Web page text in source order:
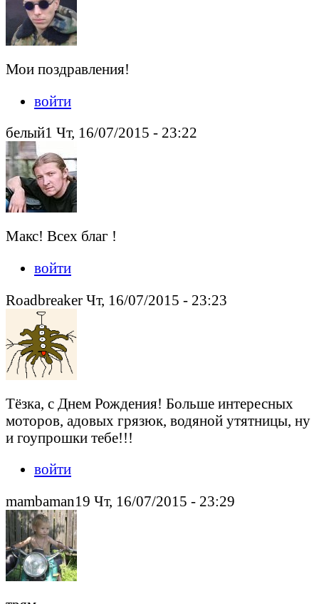
Мои поздравления!
войти
белый1 Чт, 16/07/2015 - 23:22
Макс! Всех благ !
войти
Roadbreaker Чт, 16/07/2015 - 23:23
Тёзка, с Днем Рождения! Больше интересных
моторов, адовых грязюк, водяной утятницы, ну
и гоупрошки тебе!!!
войти
mambaman19 Чт, 16/07/2015 - 23:29